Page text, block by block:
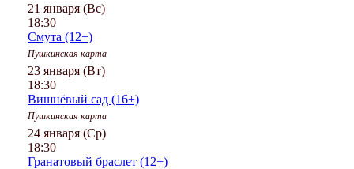
21 января (Вс)
18:30
Смута (12+)
Пушкинская карта
23 января (Вт)
18:30
Вишнёвый сад (16+)
Пушкинская карта
24 января (Ср)
18:30
Гранатовый браслет (12+)